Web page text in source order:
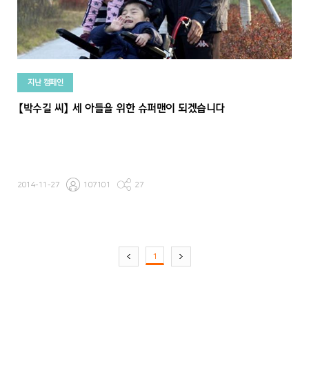
지난 캠페인
【박수길 씨】 세 아들을 위한 슈퍼맨이 되겠습니다
2014-11-27 107101 27
1